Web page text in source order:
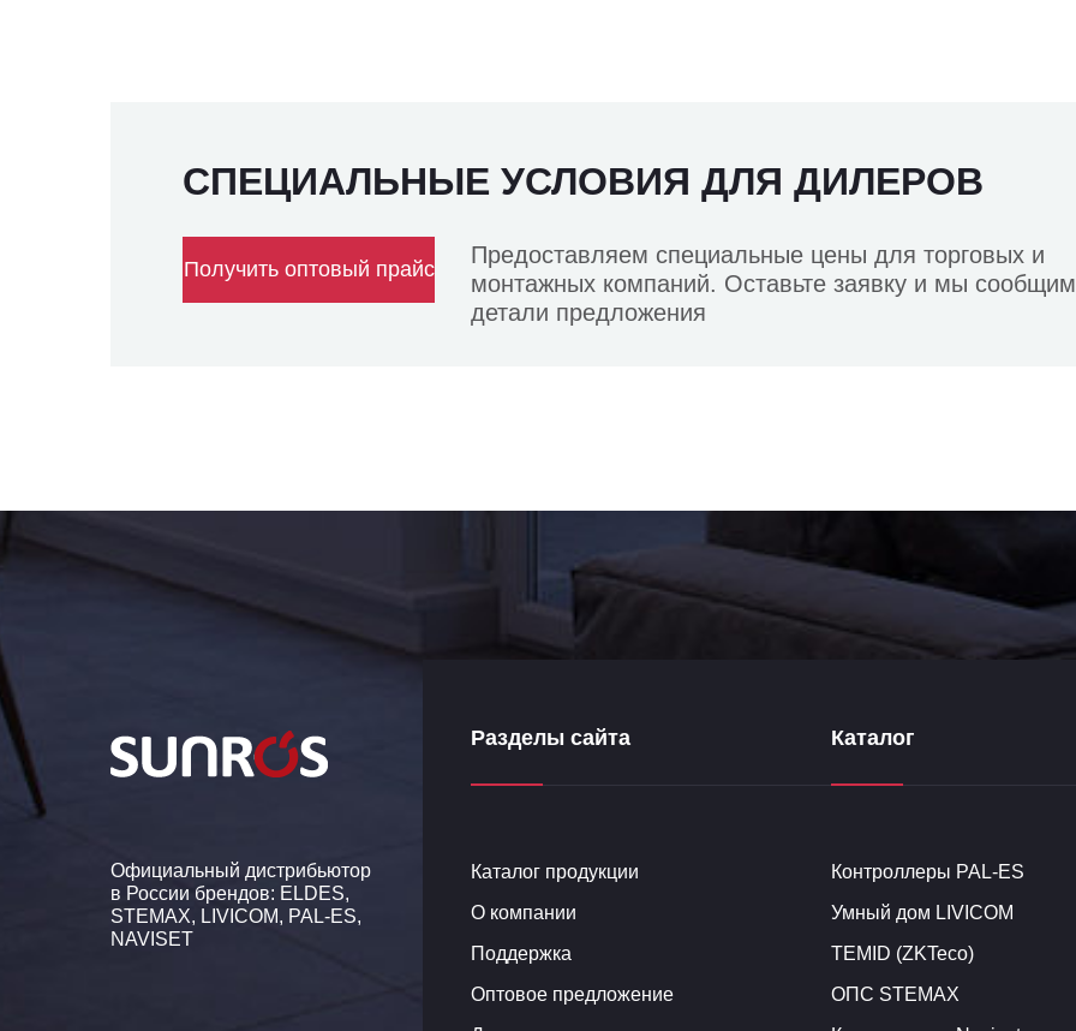
СПЕЦИАЛЬНЫЕ УСЛОВИЯ ДЛЯ ДИЛЕРОВ
Предоставляем специальные цены для торговых и
монтажных компаний. Оставьте заявку и мы
детали предложения
Получить оптовый прайс
Официальный дистрибьютор
в России брендов: ELDES,
STEMAX, LIVICOM, PAL-ES,
NAVISET
Разделы сайта Каталог
О компании
Поддержка
Оптовое предложение
Контроллеры PAL-ES
Умный дом LIVICOM
TEMID (ZKTeco)
ОПС STEMAX
Каталог продукции